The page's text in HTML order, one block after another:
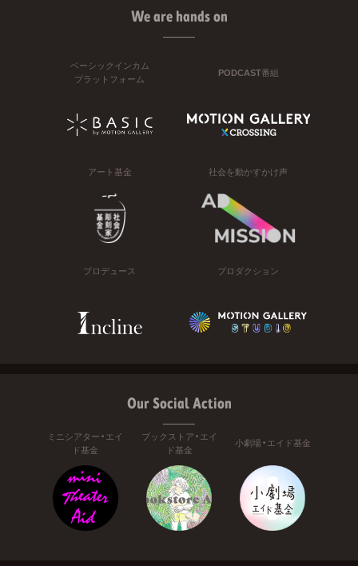
We are hands on
ベーシックインカム
プラットフォーム
PODCAST番組
アート基金 社会を動かすかけ声
プロデュース プロダクション
Our Social Action
ミニシアター・エイ
ド基金
ブックストア・エイ
ド基金
小劇場・エイド基金